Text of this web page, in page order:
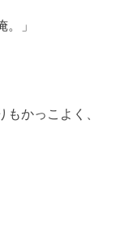
」
かっこよく、